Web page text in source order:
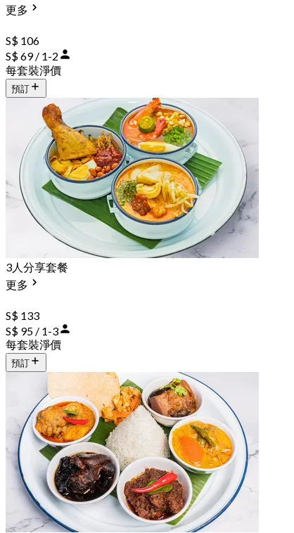
更多
S$ 106
S$ 69 / 1-2
每套裝淨價
預訂
3人分享套餐
更多
S$ 133
S$ 95 / 1-3
每套裝淨價
預訂